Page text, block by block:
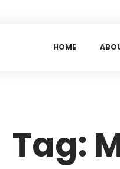
HOME ABO
Tag: